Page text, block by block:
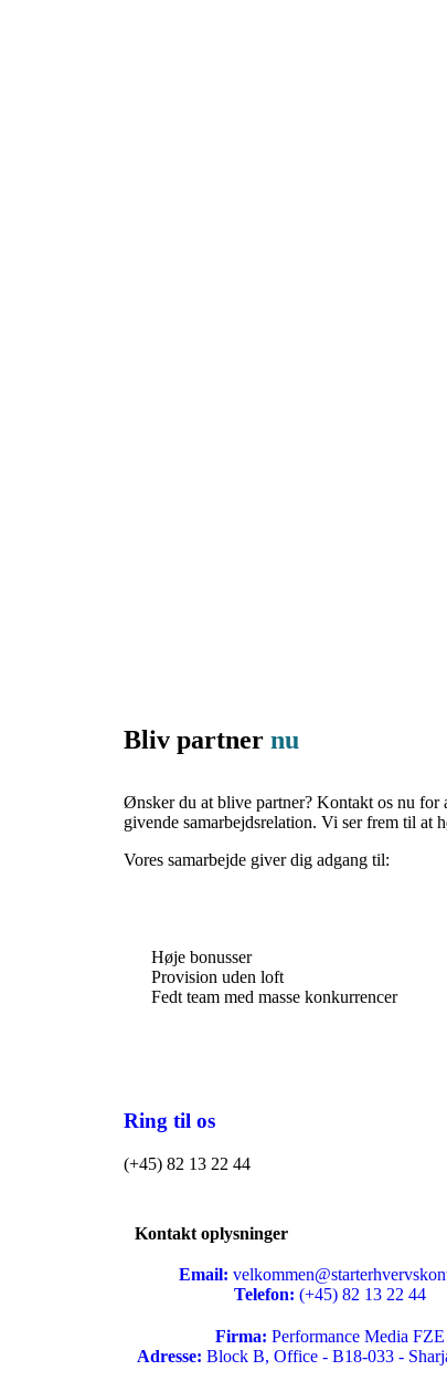
Bliv partner nu
Ønsker du at blive partner? Kontakt os nu for
givende samarbejdsrelation. Vi ser frem til at
Vores samarbejde giver dig adgang til:
Høje bonusser
Provision uden loft
Fedt team med masse konkurrencer
Ring til os
(+45) 82 13 22 44
Kontakt oplysninger
Email:
Telefon: (+45) 82 13 22 44
Firma: Performance Media FZE
Adresse: Block B, Office - B18-033 -